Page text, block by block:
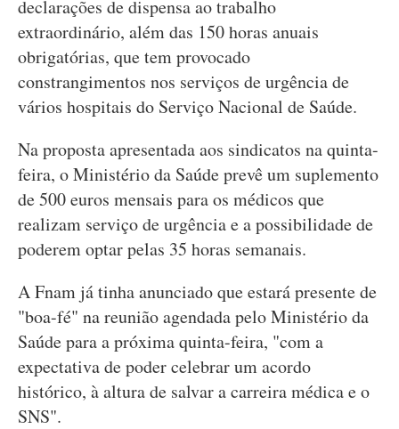
declarações de dispensa ao trabalho
extraordinário, além das 150 horas anuais
obrigatórias, que tem provocado
constrangimentos nos serviços de urgência de
vários hospitais do Serviço Nacional de Saúde.
Na proposta apresentada aos sindicatos na quinta-
feira, o Ministério da Saúde prevê um suplemento
de 500 euros mensais para os médicos que
realizam serviço de urgência e a possibilidade de
poderem optar pelas 35 horas semanais.
A Fnam já tinha anunciado que estará presente de
"boa-fé" na reunião agendada pelo Ministério da
Saúde para a próxima quinta-feira, "com a
expectativa de poder celebrar um acordo
histórico, à altura de salvar a carreira médica e o
SNS".